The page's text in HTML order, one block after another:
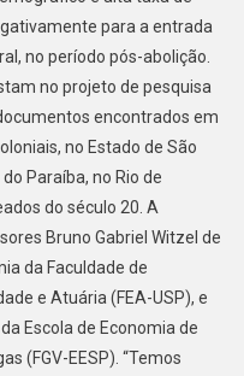
Escravidão
E
Pós-
Abolição
Retratam
As
Dificuldades
Entrar
No
Mercado
para a entrada
no período pós-abolição.
no projeto de pesquisa
encontrados em
no Estado de São
Paraíba, no Rio de
do século 20. A
Bruno Gabriel Witzel de
da Faculdade de
e Atuária (FEA-USP), e
Escola de Economia de
(FGV-EESP). “Temos